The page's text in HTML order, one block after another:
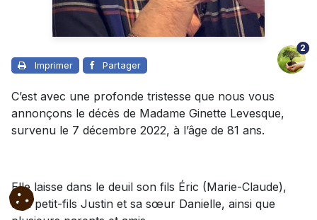
Imprimer Partager
2
C’est avec une profonde tristesse que nous vous
annonçons le décès de Madame Ginette Levesque,
survenu le 7 décembre 2022, à l’âge de 81 ans.
Elle laisse dans le deuil son fils Éric (Marie-Claude),
son petit-fils Justin et sa sœur Danielle, ainsi que